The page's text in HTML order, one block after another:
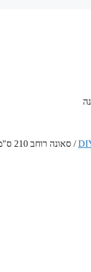
/ סאונה רוחב 210 ס"מ x עומק 195 ס"מ x גובה 200 ס"מ ערכת אלמנטים לסאונה פינית